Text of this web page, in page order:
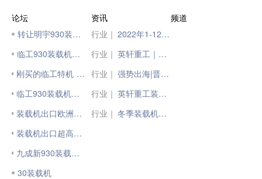
论坛
转让明宇930装载机
临工930装载机方向问题
刚买的临工特机 非临工重特
临工930装载机后桥异响问题
装载机出口欧洲需要注意那些
装载机出口超高、超宽怎么办？
九成新930装载机没活干出售
30装载机
资讯
行业｜
2022年1-12月装载机国内与出口销量及电动装载机各月销量统计
行业｜
英轩重工｜装载机也有“小脾气”：需要呵护与保养
行业｜
强势出海|晋工装载机不断批量发往海外
行业｜
英轩重工装载机第四届客户最信赖合作伙伴评选结果出来啦
行业｜
冬季装载机保养小tips!
频道